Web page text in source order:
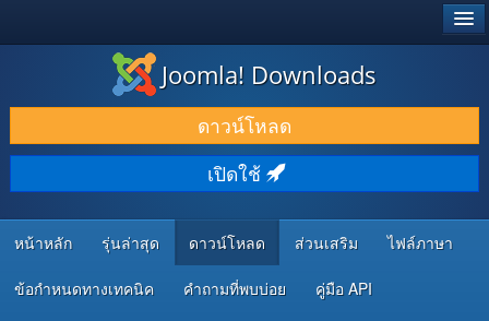
ดาวน์โหลด & ส่วนเสริม
ค้นคว้า & เรียนรู้
ชุมชน & สนับสนุน
ทรัพยากรสำหรับนักพัฒนา
Joomla! Downloads
ดาวน์โหลด
เปิดใช้
หน้าหลัก รุ่นล่าสุด ดาวน์โหลด ส่วนเสริม ไฟล์ภาษา
ข้อกำหนดทางเทคนิค คำถามที่พบบ่อย คู่มือ API